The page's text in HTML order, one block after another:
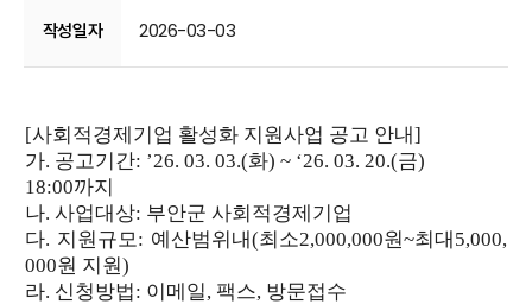
작성일자 2026-03-03
[사회적경제기업 활성화 지원사업 공고 안내]
가. 공고기간: ’26. 03. 03.(화) ~ ‘26. 03. 20.(금)
18:00까지
나. 사업대상: 부안군 사회적경제기업
다. 지원규모 : 예산범위내(최소2,000,000원~최대 5,000,
000원 지원)
라. 신청방법: 이메일, 팩스, 방문접수